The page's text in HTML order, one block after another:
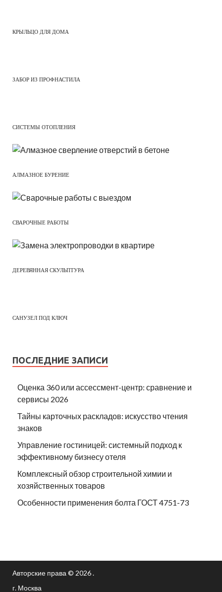
КРЫЛЬЦО ДЛЯ ДОМА
ЗАБОР ИЗ ПРОФНАСТИЛА
СИСТЕМЫ ОТОПЛЕНИЯ
АЛМАЗНОЕ БУРЕНИЕ
СВАРОЧНЫЕ РАБОТЫ
ДЕРЕВЯННАЯ СКУЛЬПТУРА
САНУЗЕЛ ПОД КЛЮЧ
ПОСЛЕДНИЕ ЗАПИСИ
Оценка 360 или ассессмент-центр: сравнение и
сервисы 2026
Тайны карточных раскладов: искусство чтения
знаков
Управление гостиницей: системный подход к
эффективному бизнесу отеля
Комплексный обзор строительной химии и
хозяйственных товаров
Особенности применения болта ГОСТ 4751-73
Авторские права © 2026 .
г. Москва